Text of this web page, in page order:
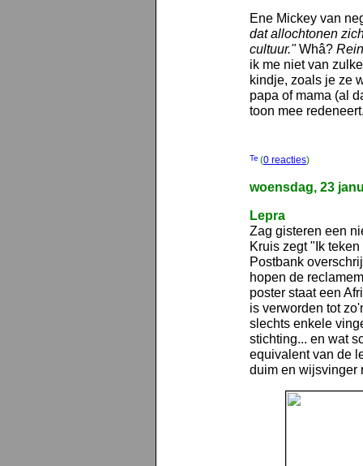
Ene Mickey van
dat allochtonen
cultuur."Whâ?
ik me niet van
kindje, zoals je ze
papa of mama (al
toon mee
(0 reacties)
woensdag, 23
Lepra
Zag gisteren een
Kruis zegt "Ik
Postbank
hopen de
poster staat een
is verworden tot
slechts enkele
stichting... en wat
equivalent van de
duim en wijsvinger